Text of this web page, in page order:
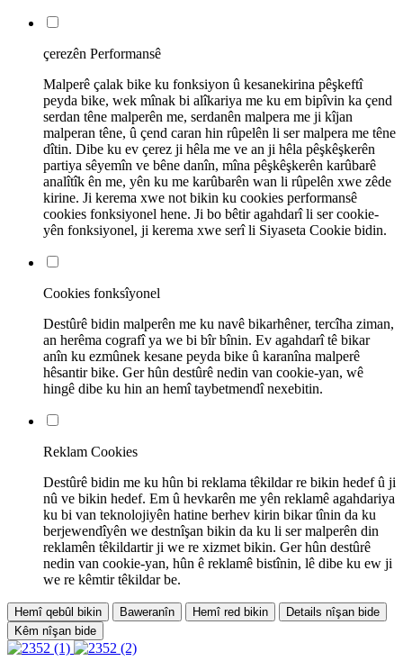
çerezên Performansê
Malperê çalak bike ku fonksiyon û kesanekirina pêşkeftî
peyda bike, wek mînak bi alîkariya me ku em bipîvin ka çend
serdan têne malperên me, serdanên malpera me ji kîjan
malperan têne, û çend caran hin rûpelên li ser malpera me têne
dîtin. Dibe ku ev çerez ji hêla me ve an ji hêla pêşkêşkerên
partiya sêyemîn ve bêne danîn, mîna pêşkêşkerên karûbarê
analîtîk ên me, yên ku me karûbarên wan li rûpelên xwe zêde
kirine. Ji kerema xwe not bikin ku cookies performansê
cookies fonksiyonel hene. Ji bo bêtir agahdarî li ser cookie-
yên fonksiyonel, ji kerema xwe serî li Siyaseta Cookie bidin.
Cookies fonksîyonel
Destûrê bidin malperên me ku navê bikarhêner, tercîha ziman,
an herêma cografî ya we bi bîr bînin. Ev agahdarî tê bikar
anîn ku ezmûnek kesane peyda bike û karanîna malperê
hêsantir bike. Ger hûn destûrê nedin van cookie-yan, wê
hingê dibe ku hin an hemî taybetmendî nexebitin.
Reklam Cookies
Destûrê bidin me ku hûn bi reklama têkildar re bikin hedef û ji
nû ve bikin hedef. Em û hevkarên me yên reklamê agahdariya
ku bi van teknolojiyên hatine berhev kirin bikar tînin da ku
berjewendîyên we destnîşan bikin da ku li ser malperên din
reklamên têkildartir ji we re xizmet bikin. Ger hûn destûrê
nedin van cookie-yan, hûn ê reklamê bistînin, lê dibe ku ew ji
we re kêmtir têkildar be.
Hemî qebûl bikin Baweranîn Hemî red bikin
Details nîşan bide
Kêm nîşan bide